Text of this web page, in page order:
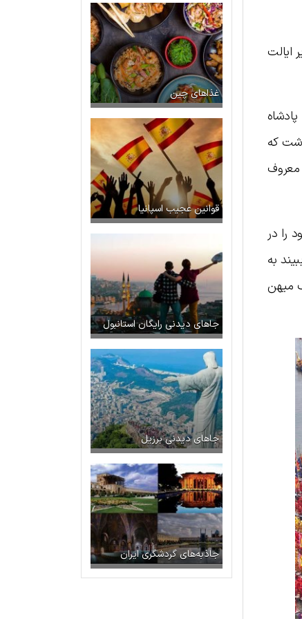
ایالت
که
معروف
سال ۲۷۸ قبل از میلاد خود را در
به
میهن
غذاهای چین
قوانین عجیب اسپانیا
جاهای دیدنی رایگان استانبول
جاهای دیدنی برزیل
جاذبه‌های گردشگری ایران